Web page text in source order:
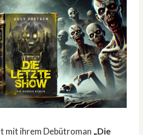
mit ihrem Debütroman „Die